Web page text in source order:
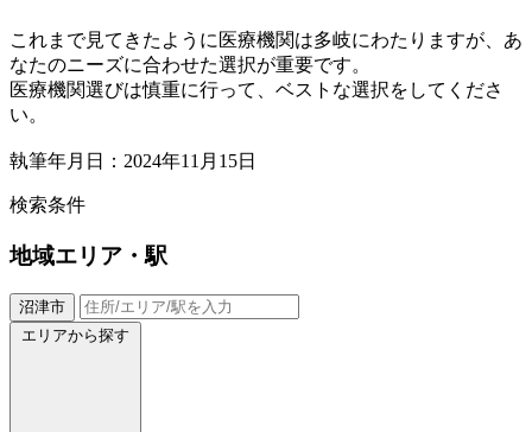
これまで見てきたように医療機関は多岐にわたりますが、あ
なたのニーズに合わせた選択が重要です。
医療機関選びは慎重に行って、ベストな選択をしてくださ
い。
執筆年月日：2024年11月15日
検索条件
地域エリア・駅
沼津市
エリアから探す